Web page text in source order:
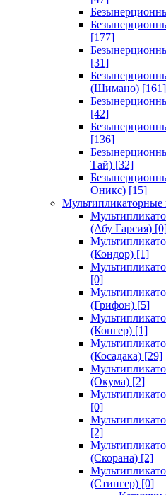
[177]
[31]
(Шимано) [161]
[42]
[136]
Тай) [32]
Оникс) [15]
Мультипликаторные
(Абу Гарсия)
(Кондор) [1]
[0]
(Грифон) [5]
(Конгер) [1]
(Косадака) [29]
(Окума) [2]
[0]
[2]
(Скорана) [2]
(Стингер) [0]